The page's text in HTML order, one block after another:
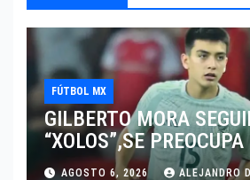
FÚTBOL MX
GILBERTO MORA
“XOLOS”,SE
JUGAR EN SU EQUIPO.
AGOSTO 6, 2026 ALEJANDRO